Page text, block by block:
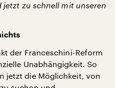
zu schnell mit unseren
der Franceschini-Reform
Unabhängigkeit. So
jetzt die Möglichkeit, von